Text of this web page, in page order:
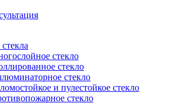
стекло
стекло
стекло
и пулестойкое стекло
стекло